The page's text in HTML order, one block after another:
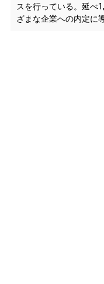
スを行っている。延べ
ざまな企業への内定に